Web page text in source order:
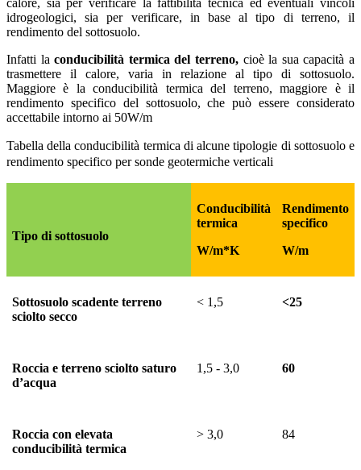
calore, sia per verificare la fattibilità tecnica ed eventuali vincoli
idrogeologici, sia per verificare, in base al tipo di terreno, il
rendimento del sottosuolo.
Infatti laconducibilità termica del terreno, cioè la sua capacità a
trasmettere il calore, varia in relazione al tipo di sottosuolo.
Maggiore è la conducibilità termica del terreno, maggiore è il
rendimento specifico del sottosuolo, che può essere considerato
accettabile intorno ai 50W/m
Tabella della conducibilità termica di alcune tipologie di sottosuolo e
rendimento specifico per sonde geotermiche verticali
Tipo di sottosuolo
Conducibilità
termica
W/m*K
Rendimento
specifico
W/m
Sottosuolo scadente terreno
sciolto secco
< 1,5 <25
Roccia e terreno sciolto saturo
d’acqua
1,5 - 3,0 60
Roccia con elevata
conducibilità termica
> 3,0 84